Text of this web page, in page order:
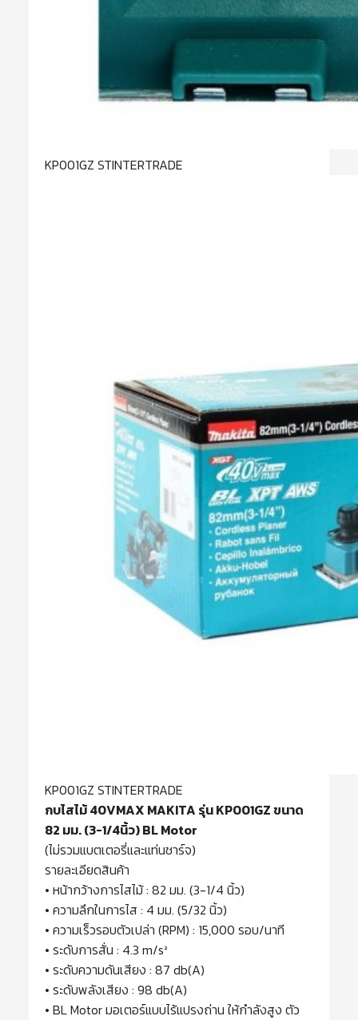
KP001GZ STINTERTRADE
KP001GZ STINTERTRADE
กบไสไม้ 40VMAX MAKITA รุ่น KP001GZ ขนาด
82 มม. (3-1/4นิ้ว) BL Motor
(ไม่รวมแบตเตอรี่และแท่นชาร์จ)
รายละเอียดสินค้า
• หน้ากว้างการไสไม้ : 82 มม. (3-1/4 นิ้ว)
• ความลึกในการไส : 4 มม. (5/32 นิ้ว)
• ความเร็วรอบตัวเปล่า (RPM) : 15,000 รอบ/นาที
• ระดับการสั่น : 4.3 m/s²
• ระดับความดันเสียง : 87 db(A)
• ระดับพลังเสียง : 98 db(A)
• BL Motor มอเตอร์แบบไร้แปรงถ่าน ให้กำลังสูง ตัว